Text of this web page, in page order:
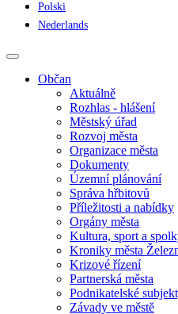
Polski
Nederlands
Občan
Aktuálně
Rozhlas - hlášení
Městský úřad
Rozvoj města
Organizace města
Dokumenty
Územní plánování
Správa hřbitovů
Příležitosti a nabídky
Orgány města
Kultura, sport a
Kroniky města
Krizové řízení
Partnerská města
Podnikatelské
Závady ve městě